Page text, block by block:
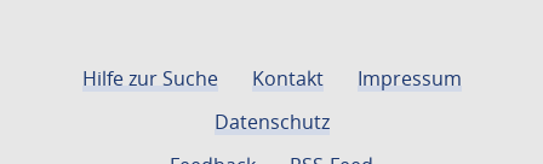
Hilfe zur Suche Kontakt
Impressum
Datenschutz